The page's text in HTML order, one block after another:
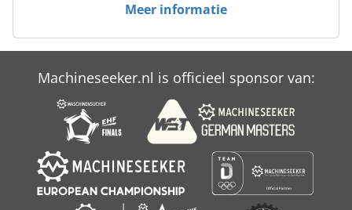
Meer informatie
Machineseeker.nl is officieel sponsor van: